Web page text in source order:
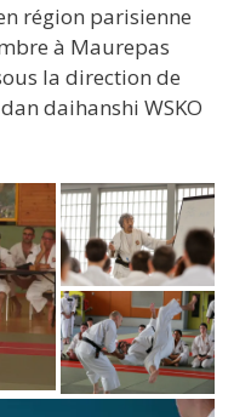
région parisienne
à Maurepas
la direction de
daihanshi WSKO